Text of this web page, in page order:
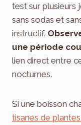
test sur plusieurs
sans sodas et
instructif.
une période
lien direct entre
nocturnes.
Si une boisson
tisanes de